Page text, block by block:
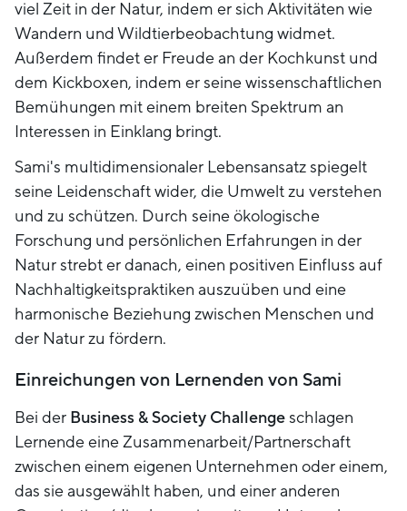
viel Zeit in der Natur, indem er sich Aktivitäten wie
Wandern und Wildtierbeobachtung widmet.
Außerdem findet er Freude an der Kochkunst und
dem Kickboxen, indem er seine wissenschaftlichen
Bemühungen mit einem breiten Spektrum an
Interessen in Einklang bringt.
Sami's multidimensionaler Lebensansatz spiegelt
seine Leidenschaft wider, die Umwelt zu verstehen
und zu schützen. Durch seine ökologische
Forschung und persönlichen Erfahrungen in der
Natur strebt er danach, einen positiven Einfluss auf
Nachhaltigkeitspraktiken auszuüben und eine
harmonische Beziehung zwischen Menschen und
der Natur zu fördern.
Einreichungen von Lernenden von Sami
Bei der Business & Society Challengeschlagen
Lernende eine Zusammenarbeit/Partnerschaft
zwischen einem eigenen Unternehmen oder einem,
das sie ausgewählt haben, und einer anderen